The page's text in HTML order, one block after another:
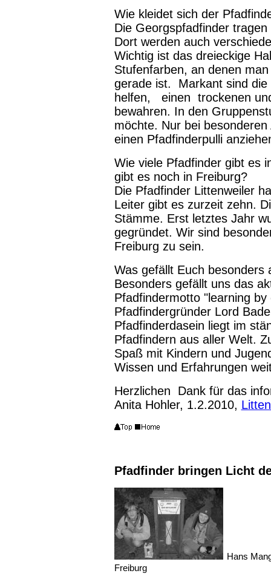
Wie kleidet sich der
Die Georgspfadfinder
Dort werden auch
Wichtig ist das dreieckige
Stufenfarben, an denen
gerade ist. Markant sind
helfen, einen trockenen
bewahren. In den
möchte. Nur bei
einen Pfadfinderpulli
Wie viele Pfadfinder gibt es
gibt es noch in Freiburg?
Die Pfadfinder Littenweiler
Leiter gibt es zurzeit zehn.
Stämme. Erst letztes Jahr
gegründet. Wir sind
Freiburg zu sein.
Was gefällt Euch besonders
Besonders gefällt uns das
Pfadfindermotto "learning
Pfadfindergründer Lord
Pfadfinderdasein liegt im
Pfadfindern aus aller Welt.
Spaß mit Kindern und
Wissen und Erfahrungen
Herzlichen Dank für das
Anita Hohler, 1.2.2010,
Pfadfinder bringen Licht
Hans
Freiburg